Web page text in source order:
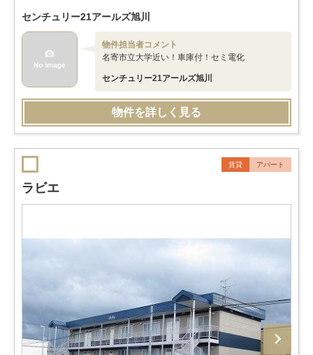
センチュリー21アールズ旭川
物件担当者コメント
名寄市立大学近い！車庫付！セミ電化
センチュリー21アールズ旭川
物件を詳しく見る
賃貸 アパート
ラビエ